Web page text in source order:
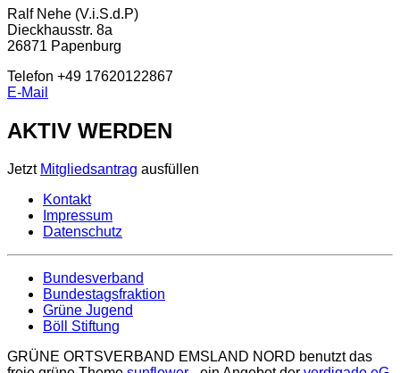
Ralf Nehe (V.i.S.d.P)
Dieckhausstr. 8a
26871 Papenburg
Telefon +49 17620122867
E-Mail
AKTIV WERDEN
Jetzt Mitgliedsantrag ausfüllen
Kontakt
Impressum
Datenschutz
Bundesverband
Bundestagsfraktion
Grüne Jugend
Böll Stiftung
GRÜNE ORTSVERBAND EMSLAND NORD benutzt das